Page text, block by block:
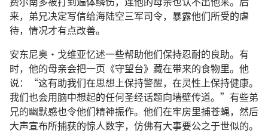
来，弟兄决定写信给海陆空三军司令，暴露他们所受的虐
待，情况才有点改善。
安东尼奥·戈维亚忆述一些帮助他们保持忍耐的良助。有
时，他的母亲会把一页《守望台》藏在带来的食物里。他
说：“这有助我们在思想上保持警醒，在灵性上保持健康。
我们也会用脑中想起的任何圣经话题向墙壁传道。”有些弟
兄的幽默感也令他们精神振作。他们在牢房里捕苍蝇，然后
大声宣布所捕获的惊人数字，仿佛有大事要公之于世似的。